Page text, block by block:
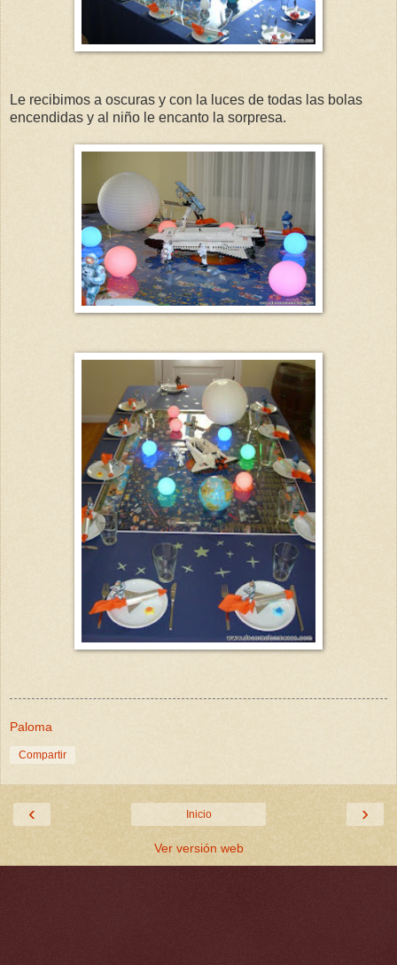
Le recibimos a oscuras y con la luces de todas las bolas
encendidas y al niño le encanto la sorpresa.
Paloma
Compartir
‹ ›
Inicio
Ver versión web